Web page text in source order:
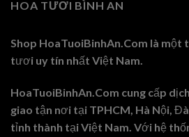
HOA TƯƠI BÌNH AN
Shop HoaTuoiBinhAn.Com là một
tươi uy tín nhất Việt Nam.
HoaTuoiBinhAn.Com cung cấp
giao tận nơi tại TPHCM, Hà Nội,
tỉnh thành tại Việt Nam. Với hệ